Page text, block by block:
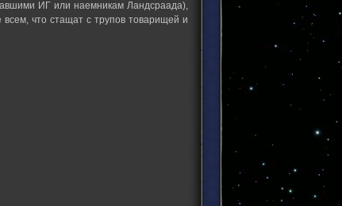
ИГ или наемникам Ландсраада),
что стащат с трупов товарищей и